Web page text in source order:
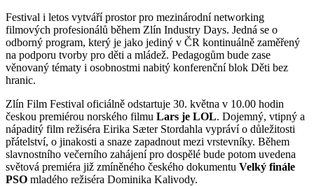
Festival i letos vytváří prostor pro mezinárodní networking
filmových profesionálů během Zlín Industry Days. Jedná se o
odborný program, který je jako jediný v ČR kontinuálně zaměřený
na podporu tvorby pro děti a mládež. Pedagogům bude zase
věnovaný tématy i osobnostmi nabitý konferenční blok Děti bez
hranic.
Zlín Film Festival oficiálně odstartuje 30. května v 10.00 hodin
českou premiérou norského filmu Lars je LOL. Dojemný, vtipný a
nápaditý film režiséra Eirika Sæter Stordahla vypráví o důležitosti
přátelství, o jinakosti a snaze zapadnout mezi vrstevníky. Během
slavnostního večerního zahájení pro dospělé bude potom uvedena
světová premiéra již zmíněného českého dokumentu Velký finále
PSO mladého režiséra Dominika Kalivody.